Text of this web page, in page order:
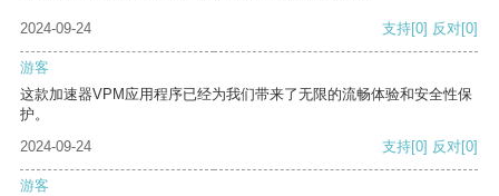
2024-09-24 支持[0] 反对[0]
游客
这款加速器VPM应用程序已经为我们带来了无限的流畅体验和安全性保
护。
2024-09-24
支持[0] 反对[0]
游客